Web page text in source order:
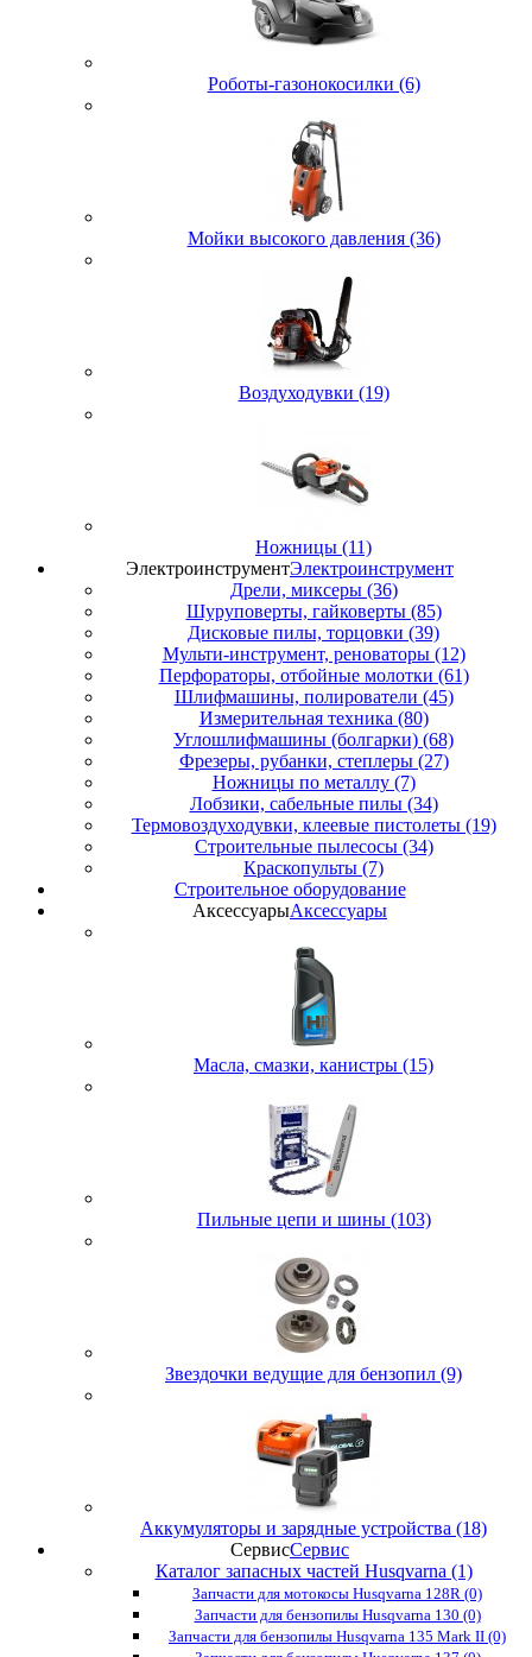
Роботы-газонокосилки (6)
Мойки высокого давления (36)
Воздуходувки (19)
Ножницы (11)
ЭлектроинструментЭлектроинструмент
Дрели, миксеры (36)
Шуруповерты, гайковерты (85)
Дисковые пилы, торцовки (39)
Мульти-инструмент, реноваторы (12)
Перфораторы, отбойные молотки (61)
Шлифмашины, полирователи (45)
Измерительная техника (80)
Углошлифмашины (болгарки) (68)
Фрезеры, рубанки, степлеры (27)
Ножницы по металлу (7)
Лобзики, сабельные пилы (34)
Термовоздуходувки, клеевые пистолеты (19)
Строительные пылесосы (34)
Краскопульты (7)
Строительное оборудование
АксессуарыАксессуары
Масла, смазки, канистры (15)
Пильные цепи и шины (103)
Звездочки ведущие для бензопил (9)
Аккумуляторы и зарядные устройства (18)
СервисСервис
Каталог запасных частей Husqvarna (1)
Запчасти для мотокосы Husqvarna 128R (0)
Запчасти для бензопилы Husqvarna 130 (0)
Запчасти для бензопилы Husqvarna 135 Mark II (0)